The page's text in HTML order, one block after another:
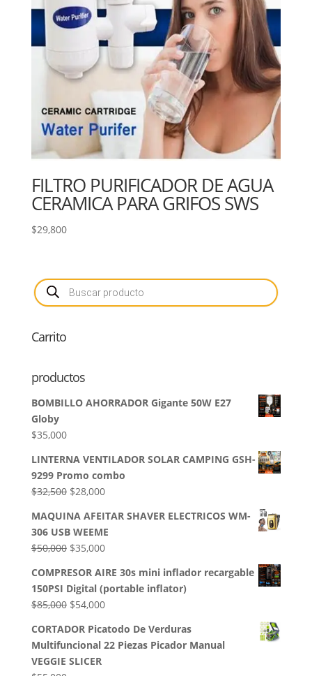
FILTRO PURIFICADOR DE AGUA
CERAMICA PARA GRIFOS SWS
$29,800
Búsqueda
de
productos
Carrito
productos
BOMBILLO AHORRADOR Gigante 50W E27
Globy
$35,000
LINTERNA VENTILADOR SOLAR CAMPING GSH-
9299 Promo combo
$32,500 El
original
era:
$32,500.
$28,000El
actual
es:
$28,000.
MAQUINA AFEITAR SHAVER ELECTRICOS WM-
306 USB WEEME
$50,000 El
original
era:
$50,000.
$35,000El
actual
es:
$35,000.
COMPRESOR AIRE 30s mini inflador recargable
150PSI Digital (portable inflator)
$85,000 El
original
era:
$85,000.
$54,000El
actual
es:
CORTADOR Picatodo De Verduras
Multifuncional 22 Piezas Picador Manual
VEGGIE SLICER